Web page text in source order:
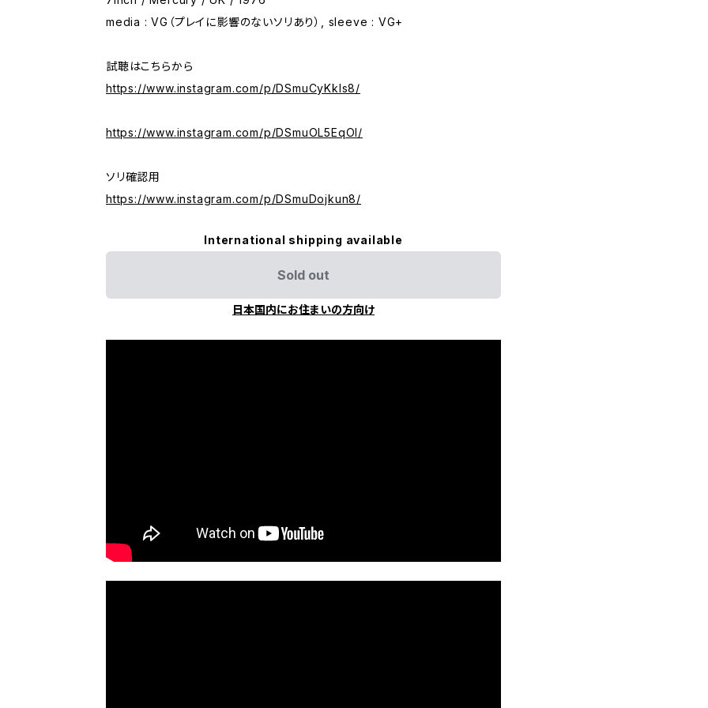
media : VG（プレイに影響のないソリあり）, sleeve : VG+
試聴はこちらから
https://www.instagram.com/p/DSmuCyKkls8/
https://www.instagram.com/p/DSmuOL5EqOI/
ソリ確認用
https://www.instagram.com/p/DSmuDojkun8/
International shipping available
Sold out
日本国内にお住まいの方向け